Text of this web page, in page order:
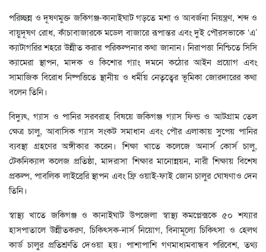
পরিচ্ছন্ন ও দূষণমুক্ত জকিগঞ্জ-কানাইঘাট গড়তে মশা ও আবর্জনা নিয়ন্ত্রণ, শব্দ ও
বায়ুদূষণ রোধ, কাঁচাবাজারকে মডেল বাজারে রূপান্তর এবং দুই পৌরসভাকে ‘এ’
ক্যাটাগরির শহরে উন্নীত করার পরিকল্পনার কথা জানান। নিরাপত্তা নিশ্চিতে সিসি
ক্যামেরা স্থাপন, মাদক ও কিশোর গ্যাং দমনে কঠোর আইন প্রয়োগ এবং
সামাজিক বিরোধ নিষ্পত্তিতে স্থানীয় ও ধর্মীয় নেতৃত্বের ভূমিকা জোরদারের কথা
বলেন তিনি।
বিদ্যুৎ, গ্যাস ও পানির সরবরাহ বিষয়ে জকিগঞ্জ গ্যাস ফিল্ড ও আটগ্রাম তেল
ক্ষেত্র চালু, আবাসিক গ্যাস সংকট সমাধান এবং পৌর এলাকায় সুপেয় পানির
ব্যবস্থা গ্রহণের অঙ্গীকার করেন। শিক্ষা খাতে কলেজে অনার্স কোর্স চালু,
টেকনিক্যাল কলেজ প্রতিষ্ঠা, মাদরাসা শিক্ষার মানোন্নয়ন, নারী শিক্ষায় বিশেষ
প্রকল্প, পাবলিক লাইব্রেরি স্থাপন এবং ফ্রি ওয়াই-ফাই জোন চালুর ঘোষণাও দেন
তিনি।
স্বাস্থ্য খাতে জকিগঞ্জ ও কানাইঘাট উপজেলা স্বাস্থ্য কমপ্লেক্সকে ৫০ শয্যার
হাসপাতালে উন্নীতকরণ, চিকিৎসক-নার্স নিয়োগ, বিনামূল্যে চিকিৎসা ও হেলথ
কার্ড চালুর প্রতিশ্রুতি দেওয়া হয়। পাশাপাশি গণমাধ্যমবান্ধব পরিবেশ, তথ্য